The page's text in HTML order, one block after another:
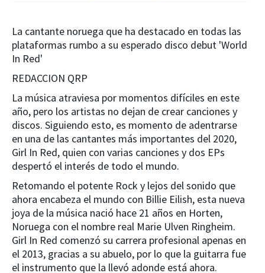
La cantante noruega que ha destacado en todas las
plataformas rumbo a su esperado disco debut 'World
In Red'
REDACCION QRP
La música atraviesa por momentos difíciles en este
año, pero los artistas no dejan de crear canciones y
discos. Siguiendo esto, es momento de adentrarse
en una de las cantantes más importantes del 2020,
Girl In Red, quien con varias canciones y dos EPs
despertó el interés de todo el mundo.
Retomando el potente Rock y lejos del sonido que
ahora encabeza el mundo con Billie Eilish, esta nueva
joya de la música nació hace 21 años en Horten,
Noruega con el nombre real Marie Ulven Ringheim.
Girl In Red comenzó su carrera profesional apenas en
el 2013, gracias a su abuelo, por lo que la guitarra fue
el instrumento que la llevó adonde está ahora.